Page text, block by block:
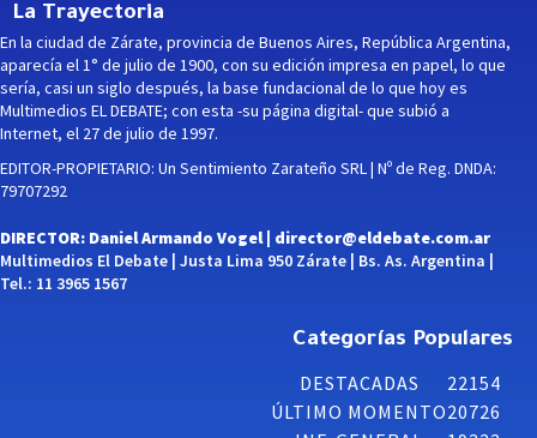
La Trayectoria
En la ciudad de Zárate, provincia de Buenos Aires, República Argentina,
aparecía el 1° de julio de 1900, con su edición impresa en papel, lo que
sería, casi un siglo después, la base fundacional de lo que hoy es
Multimedios EL DEBATE; con esta -su página digital- que subió a
Internet, el 27 de julio de 1997.
EDITOR-PROPIETARIO: Un Sentimiento Zarateño SRL | Nº de Reg. DNDA:
79707292
DIRECTOR: Daniel Armando Vogel | director@eldebate.com.ar
Multimedios El Debate | Justa Lima 950 Zárate | Bs. As. Argentina |
Tel.: 11 3965 1567
Categorías Populares
DESTACADAS
22154
ÚLTIMO MOMENTO20726